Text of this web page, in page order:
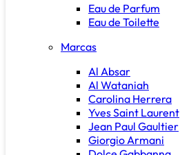
Eau de Parfum
Eau de Toilette
Marcas
Al Absar
Al Wataniah
Carolina Herrera
Yves Saint Laurent
Jean Paul Gaultier
Giorgio Armani